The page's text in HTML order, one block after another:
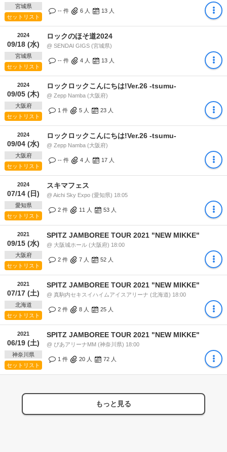
宮城県
セットリスト
-- 件 6 人 13 人
2024
09/18 (水)
宮城県
セットリスト
ロックのほそ道2024
@ SENDAI GIGS (宮城県)
-- 件 4 人 13 人
2024
09/05 (木)
大阪府
セットリスト
ロックロックこんにちは!Ver.26 -tsumu-
@ Zepp Namba (大阪府)
1 件 5 人 23 人
2024
09/04 (水)
大阪府
セットリスト
ロックロックこんにちは!Ver.26 -tsumu-
@ Zepp Namba (大阪府)
-- 件 4 人 17 人
2024
07/14 (日)
愛知県
セットリスト
スキマフェス
@ Aichi Sky Expo (愛知県) 18:05
2 件 11 人 53 人
2021
09/15 (水)
大阪府
セットリスト
SPITZ JAMBOREE TOUR 2021 "NEW MIKKE"
@ 大阪城ホール (大阪府) 18:00
2 件 7 人 52 人
2021
07/17 (土)
北海道
セットリスト
SPITZ JAMBOREE TOUR 2021 "NEW MIKKE"
@ 真駒内セキスイハイムアイスアリーナ (北海道) 18:00
2 件 8 人 25 人
2021
06/19 (土)
神奈川県
セットリスト
SPITZ JAMBOREE TOUR 2021 "NEW MIKKE"
@ ぴあアリーナMM (神奈川県) 18:00
1 件 20 人 72 人
もっと見る